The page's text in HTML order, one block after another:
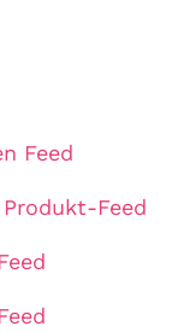
Feed
Feed